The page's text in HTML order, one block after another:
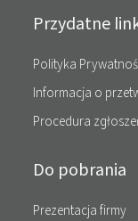
Przydatne
Polityka
Informacja o
Procedura
Do pobrania
Prezentacja firmy